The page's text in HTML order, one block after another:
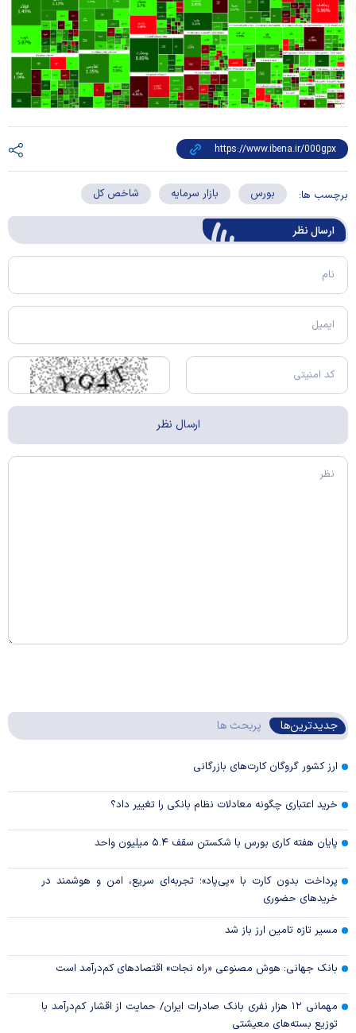
برچسب ها: بورس بازار سرمایه شاخص کل
ارسال‌ نظر
جدیدترین‌ها پربحث ها
ارز کشور گروگان کارت‌های بازرگانی
خرید اعتباری چگونه معادلات نظام بانکی را تغییر داد؟
پایان هفته کاری بورس با شکستن سقف ۵.۴ میلیون واحد
پرداخت بدون کارت با «پی‌پاد»؛ تجربه‌ای سریع، امن و هوشمند در
خریدهای حضوری
مسیر تازه تامین ارز باز شد
بانک جهانی: هوش مصنوعی «راه نجات» اقتصادهای کم‌درآمد است
مهمانی ۱۲ هزار نفری بانک صادرات ایران/ حمایت از اقشار کم‌درآمد با
توزیع بسته‌های معیشتی